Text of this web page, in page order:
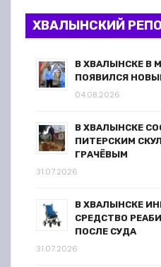
ХВАЛЫНСКИЙ
В ХВАЛЫНСКЕ В
ПОЯВИЛСЯ
04.08.2026
В ХВАЛЫНСКЕ
ПИТЕРСКИМ
ГРАЧЁВЫМ
31.07.2026
В ХВАЛЫНСКЕ
СРЕДСТВО
ПОСЛЕ СУДА
31.07.2026